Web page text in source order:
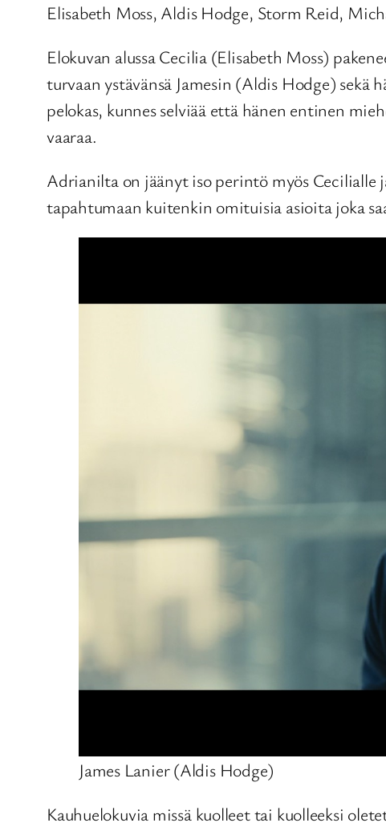
Elisabeth Moss, Aldis Hodge, Storm Reid,
Elokuvan alussa Cecilia (Elisabeth Moss)
turvaan ystävänsä Jamesin (Aldis Hodge)
pelokas, kunnes selviää että hänen entinen
vaaraa.
Adrianilta on jäänyt iso perintö myös Cecilialle
tapahtumaan kuitenkin omituisia asioita joka
James Lanier (Aldis Hodge)
Kauhuelokuvia missä kuolleet tai kuolleeksi